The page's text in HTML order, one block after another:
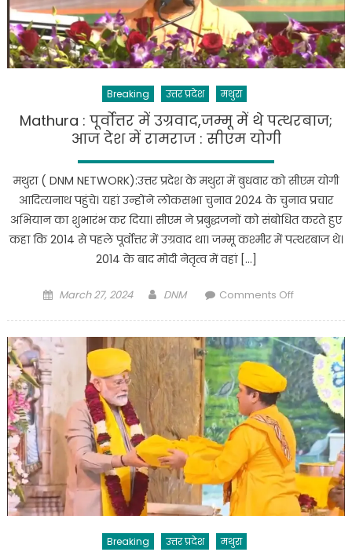
Yogi
Breaking उत्तर प्रदेश मथुरा
Mathura : पूर्वोत्तर में उग्रवाद,जम्मू में थे पत्थरबाज;
आज देश में रामराज : सीएम योगी
मथुरा ( DNM NETWORK):उत्तर प्रदेश के मथुरा में बुधवार को सीएम योगी
आदित्यनाथ पहुंचे। यहां उन्होंने लोकसभा चुनाव 2024 के चुनाव प्रचार
अभियान का शुभारंभ कर दिया। सीएम ने प्रबुद्धजनों को संबोधित करते हुए
कहा कि 2014 से पहले पूर्वोत्तर में उग्रवाद था। जम्मू कश्मीर में पत्थरबाज थे।
2014 के बाद मोदी नेतृत्व में वहां […]
Posted
March 27, 2024 Author
DNM Comments Offon
पूर्वोत्तर
में
उग्रवाद,जम्मू
में
थे
पत्थरबाज;
आज
देश
में
रामराज
Breaking उत्तर प्रदेश मथुरा